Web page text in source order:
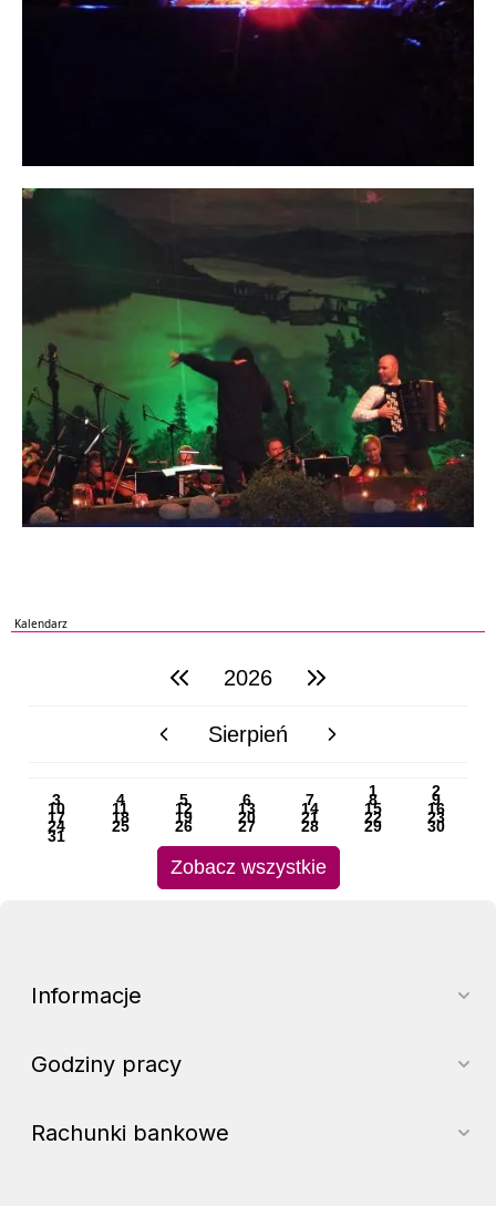
Kalendarz
poprzedni rok2026 następny rok
poprzedni miesiącSierpień następny miesiąc
1 2
3 4 5 6 7 8 9
10 11 12 13 14 15 16
17 18 19 20 21 22 23
24 25 26 27 28 29 30
31
Zobacz wszystkie
Informacje
Godziny pracy
Rachunki bankowe